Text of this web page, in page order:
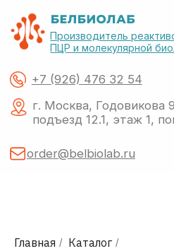
г. Москва, Годовикова 9, стр 12,
подъезд 12.1, этаж 1, пом. 1.4
+7 (926) 476 32 54
Производитель реактивов для
ПЦР и молекулярной биологии
order@belbiolab.ru
Главная / Каталог /